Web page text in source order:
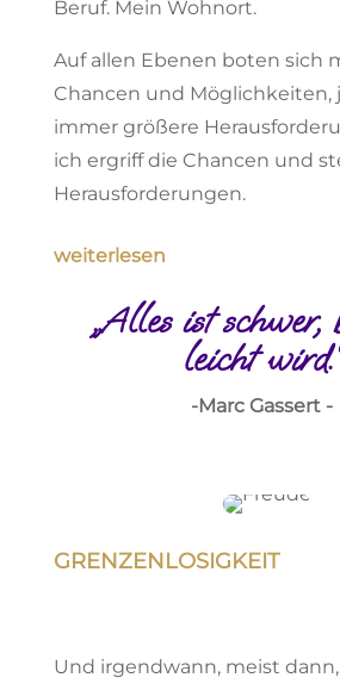
Beruf. Mein Wohnort.
Auf allen Ebenen boten sich
Chancen und Möglichkeiten,
immer größere
ich ergriff die Chancen und
Herausforderungen.
weiterlesen
„Alles ist schwer,
leicht
-Marc Gassert -
GRENZENLOSIGKEIT
Und irgendwann, meist